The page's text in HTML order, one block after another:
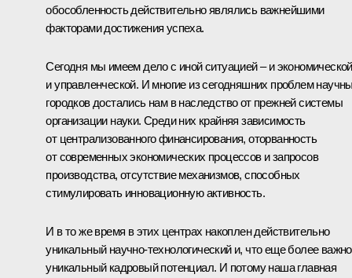
обособленность действительно являлись важнейшими
факторами достижения успеха.
Сегодня мы имеем дело с иной ситуацией – и
и управленческой. И многие из сегодняшних проблем
городков достались нам в наследство от прежней системы
организации науки. Среди них крайняя зависимость
от централизованного финансирования, оторванность
от современных экономических процессов и запросов
производства, отсутствие механизмов, способных
стимулировать инновационную активность.
И в то же время в этих центрах накоплен действительно
уникальный научно-технологический и, что еще более
уникальный кадровый потенциал. И потому наша главная